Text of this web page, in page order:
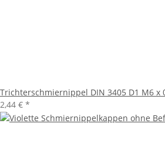
Trichterschmiernippel DIN 3405 D1 M6 x
2,44 € *